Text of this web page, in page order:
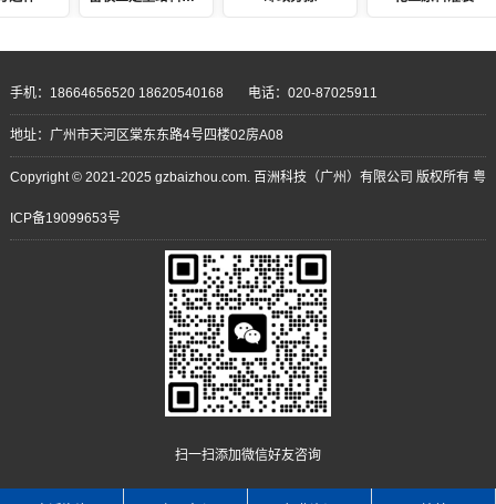
手机：18664656520 18620540168 电话：020-87025911
地址：广州市天河区棠东东路4号四楼02房A08
Copyright © 2021-2025 gzbaizhou.com. 百洲科技（广州）有限公司 版权所有 粤
ICP备19099653号
扫一扫添加微信好友咨询